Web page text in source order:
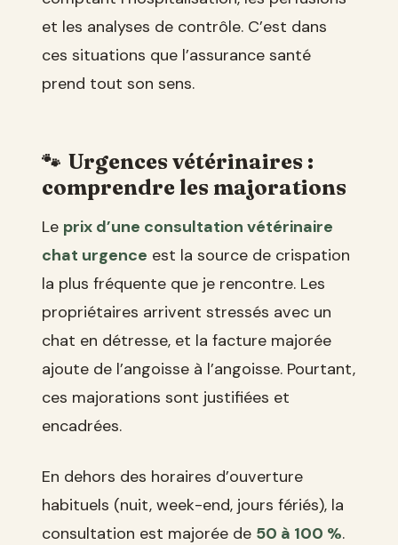
et les analyses de contrôle. C’est dans
ces situations que l’assurance santé
prend tout son sens.
Urgences vétérinaires :
comprendre les majorations
Le prix d’une consultation vétérinaire
chat urgence est la source de crispation
la plus fréquente que je rencontre. Les
propriétaires arrivent stressés avec un
chat en détresse, et la facture majorée
ajoute de l’angoisse à l’angoisse. Pourtant,
ces majorations sont justifiées et
encadrées.
En dehors des horaires d’ouverture
habituels (nuit, week-end, jours fériés), la
consultation est majorée de 50 à 100 %.